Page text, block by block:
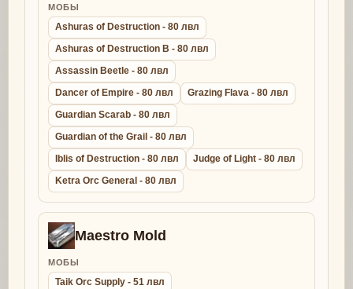
МОБЫ
Ashuras of Destruction - 80 лвл
Ashuras of Destruction B - 80 лвл
Assassin Beetle - 80 лвл
Dancer of Empire - 80 лвл
Grazing Flava - 80 лвл
Guardian Scarab - 80 лвл
Guardian of the Grail - 80 лвл
Iblis of Destruction - 80 лвл
Judge of Light - 80 лвл
Ketra Orc General - 80 лвл
Maestro Mold
МОБЫ
Taik Orc Supply - 51 лвл